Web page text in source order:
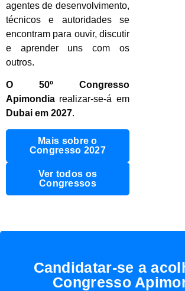
agentes de desenvolvimento,
técnicos e autoridades se
encontram para ouvir, discutir
e aprender uns com os
outros.
O 50º Congresso
Apimondia realizar-se-á em
Dubai em 2027.
Mais sobre o
Congresso 2027
Ver todos os
Congressos
Candidatar-se a
Congresso